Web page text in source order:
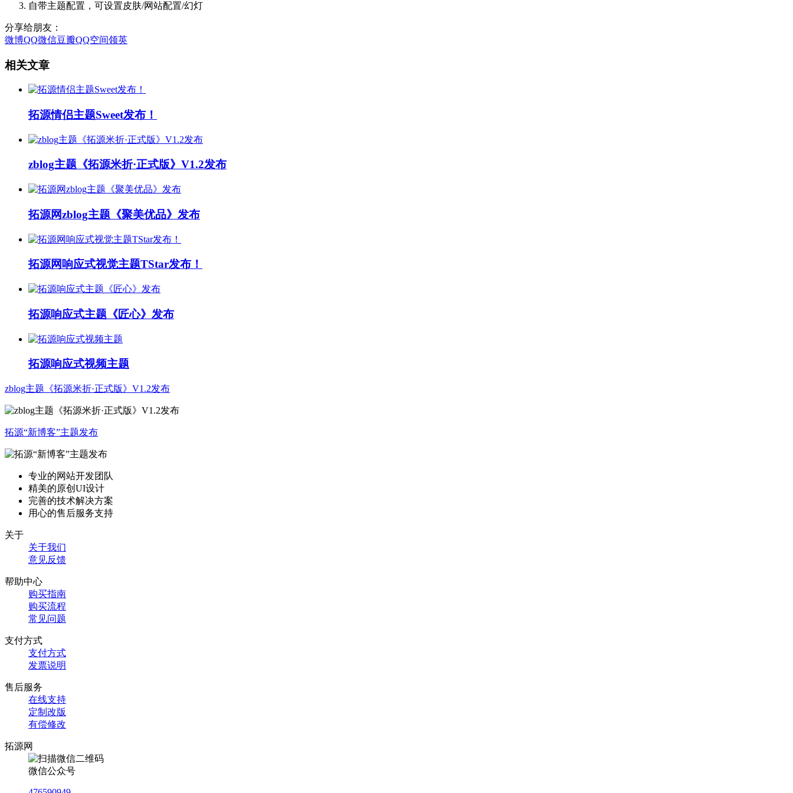
自带主题配置，可设置皮肤/网站配置/幻灯
分享给朋友：
微博QQ微信豆瓣QQ空间领英
相关文章
拓源情侣主题Sweet发布！
zblog主题《拓源米折·正式版》V1.2发布
拓源网zblog主题《聚美优品》发布
拓源网响应式视觉主题TStar发布！
拓源响应式主题《匠心》发布
拓源响应式视频主题
zblog主题《拓源米折·正式版》V1.2发布
拓源“新博客”主题发布
专业的网站开发团队
精美的原创UI设计
完善的技术解决方案
用心的售后服务支持
关于
关于我们
意见反馈
帮助中心
购买指南
购买流程
常见问题
支付方式
支付方式
发票说明
售后服务
在线支持
定制改版
有偿修改
拓源网
微信公众号